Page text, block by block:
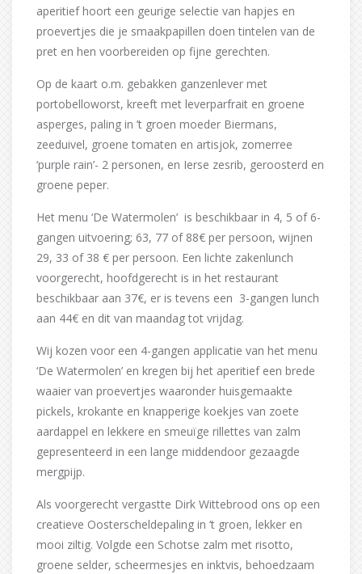
aperitief hoort een geurige selectie van hapjes en
proevertjes die je smaakpapillen doen tintelen van de
pret en hen voorbereiden op fijne gerechten.
Op de kaart o.m. gebakken ganzenlever met
portobelloworst, kreeft met leverparfrait en groene
asperges, paling in ’t groen moeder Biermans,
zeeduivel, groene tomaten en artisjok, zomerree
‘purple rain’- 2 personen, en Ierse zesrib, geroosterd en
groene peper.
Het menu ‘De Watermolen’ is beschikbaar in 4, 5 of 6-
gangen uitvoering; 63, 77 of 88€ per persoon, wijnen
29, 33 of 38 € per persoon. Een lichte zakenlunch
voorgerecht, hoofdgerecht is in het restaurant
beschikbaar aan 37€, er is tevens een 3-gangen lunch
aan 44€ en dit van maandag tot vrijdag.
Wij kozen voor een 4-gangen applicatie van het menu
‘De Watermolen’ en kregen bij het aperitief een brede
waaier van proevertjes waaronder huisgemaakte
pickels, krokante en knapperige koekjes van zoete
aardappel en lekkere en smeuïge rillettes van zalm
gepresenteerd in een lange middendoor gezaagde
mergpijp.
Als voorgerecht vergastte Dirk Wittebrood ons op een
creatieve Oosterscheldepaling in ‘t groen, lekker en
mooi ziltig. Volgde een Schotse zalm met risotto,
groene selder, scheermesjes en inktvis, behoedzaam